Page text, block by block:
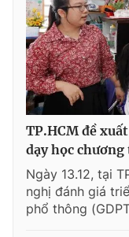
TP.HCM đề
dạy học
Ngày 13.12, tại
nghị đánh giá
phổ thông